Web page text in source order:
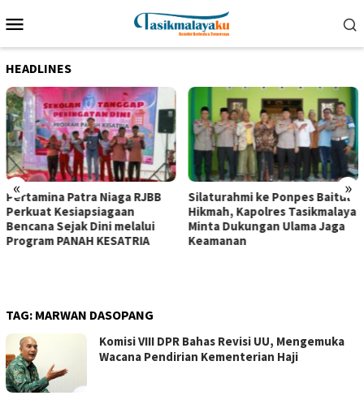
ke
Mobile
HEADLINES
« »
Pertamina Patra Niaga RJBB
Perkuat Kesiapsiagaan
Bencana Sejak Dini melalui
Program PANAH KESATRIA
Silaturahmi ke Ponpes Baitul
Hikmah, Kapolres Tasikmalaya
Minta Dukungan Ulama Jaga
Keamanan
TAG: MARWAN DASOPANG
Komisi VIII DPR Bahas Revisi UU, Mengemuka
Wacana Pendirian Kementerian Haji